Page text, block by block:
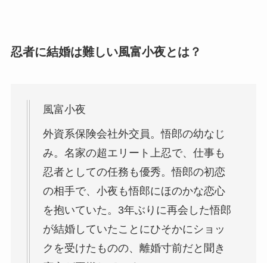
忍者に結婚は難しい風富小夜とは？
風富小夜
外資系保険会社外交員。悟郎の幼なじ
み。名家の超エリート上忍で、仕事も
忍者としての任務も優秀。悟郎の初恋
の相手で、小夜も悟郎にほのかな恋心
を抱いていた。3年ぶりに再会した悟郎
が結婚していたことにひそかにショッ
クを受けたものの、離婚寸前だと聞き